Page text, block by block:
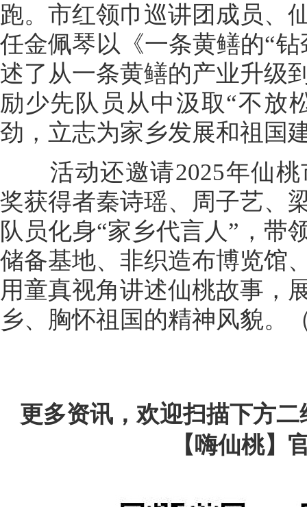
跑。市红领巾巡讲团成员、
任金佩琴以《一条黄鳝的“
述了从一条黄鳝的产业升级
励少先队员从中汲取“不放
劲，立志为家乡发展和祖国
活动还邀请2025年仙桃
奖获得者秦诗瑶、周子艺、
队员化身“家乡代言人”，带
储备基地、非织造布博览馆
用童真视角讲述仙桃故事，
乡、胸怀祖国的精神风貌
更多资讯，欢迎扫描下方
【嗨仙桃】